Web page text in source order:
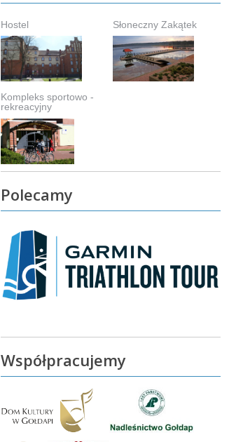
Hostel Słoneczny Zakątek
Kompleks sportowo -
rekreacyjny
Polecamy
Współpracujemy